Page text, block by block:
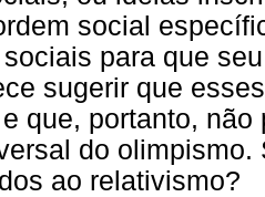
social
para que
sugerir que
que, portanto,
do olimpismo.
ao relativismo?